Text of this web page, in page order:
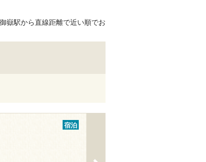
嶽駅から直線距離で近い順でお
宿泊